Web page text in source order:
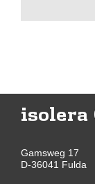
isolera
Gamsweg 17
D-36041 Fulda